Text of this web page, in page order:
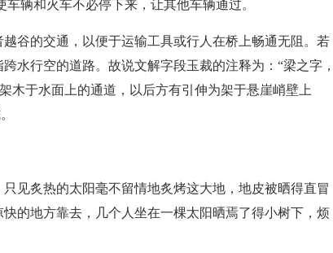
辆和火车不必停下来，让其他车辆通过。
谷的交通，以便于运输工具或行人在桥上畅通无阻。若
水行空的道路。故说文解字段玉裁的注释为：“梁之字，
木于水面上的通道，以后方有引伸为架于悬崖峭壁上
见炙热的太阳毫不留情地炙烤这大地，地皮被晒得直冒
的地方靠去，几个人坐在一棵太阳晒焉了得小树下，烦